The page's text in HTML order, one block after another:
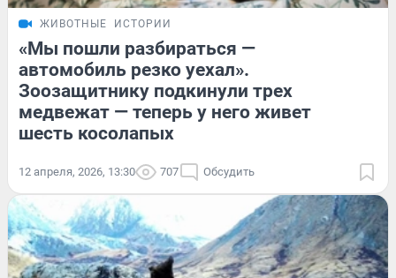
ЖИВОТНЫЕ ИСТОРИИ
«Мы пошли разбираться —
автомобиль резко уехал».
Зоозащитнику подкинули трех
медвежат — теперь у него живет
шесть косолапых
12 апреля, 2026, 13:30 707 Обсудить